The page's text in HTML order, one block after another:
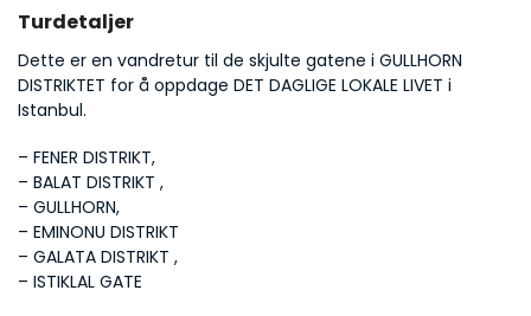
Turdetaljer
Dette er en vandretur til de skjulte gatene i GULLHORN
DISTRIKTET for å oppdage DET DAGLIGE LOKALE LIVET i
Istanbul.
– FENER DISTRIKT,
– BALAT DISTRIKT ,
– GULLHORN,
– EMINONU DISTRIKT
– GALATA DISTRIKT ,
– ISTIKLAL GATE